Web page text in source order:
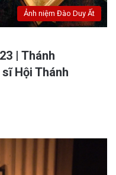
Ảnh niệm Đào Duy Ất
| Thánh
Hội Thánh